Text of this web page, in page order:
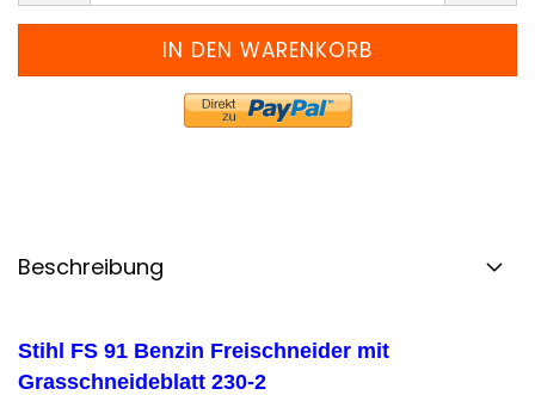
Beschreibung
Stihl FS 91 Benzin Freischneider mit
Grasschneideblatt 230-2